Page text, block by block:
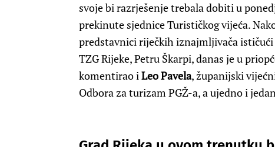
svoje bi razrješenje trebala dobiti u
prekinute sjednice Turističkog vijeća.
predstavnici riječkih iznajmljivača
TZG Rijeke, Petru Škarpi, danas je u
komentirao iLeo Pavela, županijski
Odbora za turizam PGŽ-a, a ujedno i